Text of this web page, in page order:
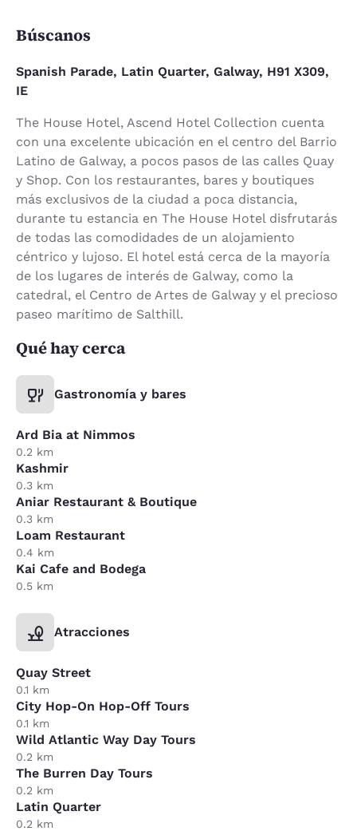
Búscanos
Spanish Parade, Latin Quarter, Galway, H91 X309,
IE
The House Hotel, Ascend Hotel Collection cuenta
con una excelente ubicación en el centro del Barrio
Latino de Galway, a pocos pasos de las calles Quay
y Shop. Con los restaurantes, bares y boutiques
más exclusivos de la ciudad a poca distancia,
durante tu estancia en The House Hotel disfrutarás
de todas las comodidades de un alojamiento
céntrico y lujoso. El hotel está cerca de la mayoría
de los lugares de interés de Galway, como la
catedral, el Centro de Artes de Galway y el precioso
paseo marítimo de Salthill.
Qué hay cerca
Gastronomía y bares
Ard Bia at Nimmos
0.2 km
Kashmir
0.3 km
Aniar Restaurant & Boutique
0.3 km
Loam Restaurant
0.4 km
Kai Cafe and Bodega
0.5 km
Atracciones
Quay Street
0.1 km
City Hop-On Hop-Off Tours
0.1 km
Wild Atlantic Way Day Tours
0.2 km
The Burren Day Tours
0.2 km
Latin Quarter
0.2 km